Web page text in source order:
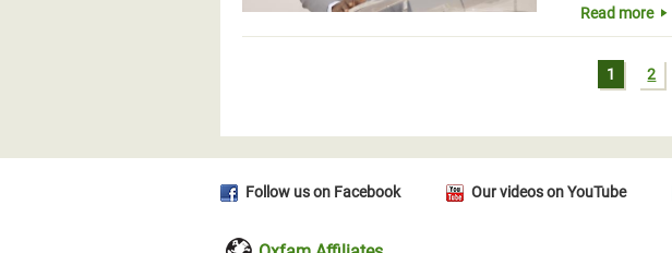
Read more
1 2
Follow us on Facebook Our videos on YouTube